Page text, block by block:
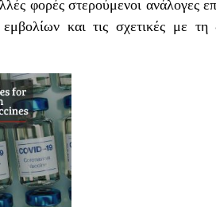
φορές στερούμενοι ανάλογες
και τις σχετικές με τη